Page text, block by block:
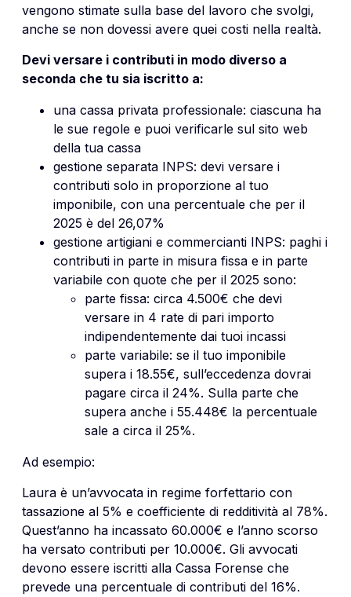
vengono stimate sulla base del lavoro che svolgi,
anche se non dovessi avere quei costi nella realtà.
Devi versare i contributi in modo diverso a
seconda che tu sia iscritto a:
una cassa privata professionale: ciascuna ha
le sue regole e puoi verificarle sul sito web
della tua cassa
gestione separata INPS: devi versare i
contributi solo in proporzione al tuo
imponibile, con una percentuale che per il
2025 è del 26,07%
gestione artigiani e commercianti INPS: paghi i
contributi in parte in misura fissa e in parte
variabile con quote che per il 2025 sono:
parte fissa: circa 4.500€ che devi
versare in 4 rate di pari importo
indipendentemente dai tuoi incassi
parte variabile: se il tuo imponibile
supera i 18.55€, sull’eccedenza dovrai
pagare circa il 24%. Sulla parte che
supera anche i 55.448€ la percentuale
sale a circa il 25%.
Ad esempio:
Laura è un’avvocata in regime forfettario con
tassazione al 5% e coefficiente di redditività al 78%.
Quest’anno ha incassato 60.000€ e l’anno scorso
ha versato contributi per 10.000€. Gli avvocati
devono essere iscritti alla Cassa Forense che
prevede una percentuale di contributi del 16%.